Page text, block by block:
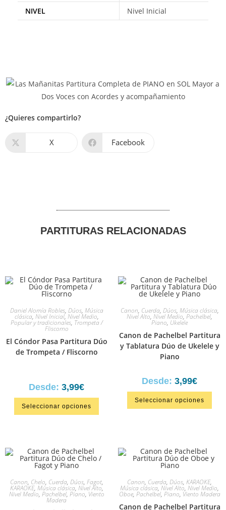
¿Quieres compartirlo?
X Facebook
NIVEL
Nivel Inicial
PARTITURAS RELACIONADAS
Daniel Alomía Robles, Dúos, Música
clásica, Nivel Inicial, Nivel Medio,
Popular y tradicionales, Trompeta /
Fliscorno
El Cóndor Pasa Partitura Dúo
de Trompeta / Fliscorno
Desde: 3,99€
Seleccionar opciones
Canon, Cuerda, Dúos, Música clásica,
Nivel Alto, Nivel Medio, Pachelbel,
Piano, Ukelele
Canon de Pachelbel Partitura
y Tablatura Dúo de Ukelele y
Piano
Desde: 3,99€
Seleccionar opciones
Canon, Chelo, Cuerda, Dúos, Fagot,
KARAOKE, Música clásica, Nivel Alto,
Nivel Medio, Pachelbel, Piano, Viento
Madera
Canon, Cuerda, Dúos, KARAOKE,
Música clásica, Nivel Alto, Nivel Medio,
Oboe, Pachelbel, Piano, Viento Madera
Canon de Pachelbel Partitura